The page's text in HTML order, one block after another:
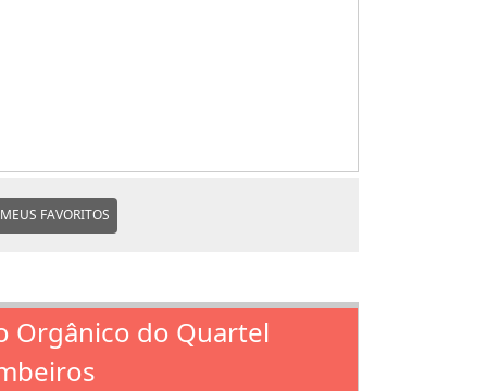
FAVORITOS
Orgânico do Quartel